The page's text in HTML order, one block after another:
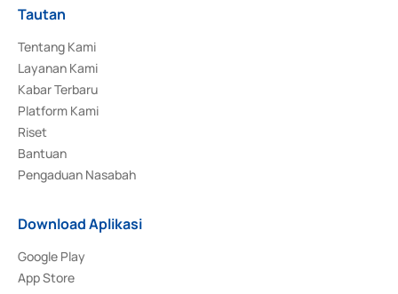
Tautan
Tentang Kami
Layanan Kami
Kabar Terbaru
Platform Kami
Riset
Bantuan
Pengaduan Nasabah
Download Aplikasi
Google Play
App Store